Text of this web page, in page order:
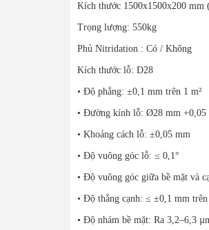
Kích thước 1500x1500x200 mm
Trọng lượng: 550kg
Phủ Nitridation : Có / Không
Kích thước lỗ: D28
• Độ phẳng: ±0,1 mm trên 1 m²
• Đường kính lỗ: Ø28 mm +0,05
• Khoảng cách lỗ: ±0,05 mm
• Độ vuông góc lỗ: ≤ 0,1°
• Độ vuông góc giữa bề mặt và
• Độ thẳng cạnh: ≤ ±0,1 mm
• Độ nhám bề mặt: Ra 3,2–6,3